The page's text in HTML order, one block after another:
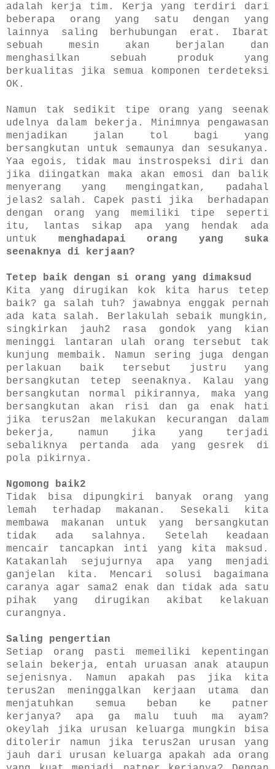
adalah kerja tim. Kerja yang terdiri dari
beberapa orang yang satu dengan yang
lainnya saling berhubungan erat. Ibarat
sebuah mesin akan berjalan dan
menghasilkan sebuah produk yang
berkualitas jika semua komponen terdeteksi
OK.
Namun tak sedikit tipe orang yang seenak
udelnya dalam bekerja. Minimnya pengawasan
menjadikan jalan tol bagi yang
bersangkutan untuk semaunya dan sesukanya.
Yaa egois, tidak mau instrospeksi diri dan
jika diingatkan maka akan emosi dan balik
menyerang yang mengingatkan, padahal
jelas2 salah. Capek pasti jika berhadapan
dengan orang yang memiliki tipe seperti
itu, lantas sikap apa yang hendak ada
untuk menghadapai orang yang suka
seenaknya di kerjaan?
Tetep baik dengan si orang yang dimaksud
Kita yang dirugikan kok kita harus tetep
baik? ga salah tuh? jawabnya enggak pernah
ada kata salah. Berlakulah sebaik mungkin,
singkirkan jauh2 rasa gondok yang kian
meninggi lantaran ulah orang tersebut tak
kunjung membaik. Namun sering juga dengan
perlakuan baik tersebut justru yang
bersangkutan tetep seenaknya. Kalau yang
bersangkutan normal pikirannya, maka yang
bersangkutan akan risi dan ga enak hati
jika terus2an melakukan kecurangan dalam
bekerja, namun jika yang terjadi
sebaliknya pertanda ada yang gesrek di
pola pikirnya.
Ngomong baik2
Tidak bisa dipungkiri banyak orang yang
lemah terhadap makanan. Sesekali kita
membawa makanan untuk yang bersangkutan
tidak ada salahnya. Setelah keadaan
mencair tancapkan inti yang kita maksud.
Katakanlah sejujurnya apa yang menjadi
ganjelan kita. Mencari solusi bagaimana
caranya agar sama2 enak dan tidak ada satu
pihak yang dirugikan akibat kelakuan
curangnya.
Saling pengertian
Setiap orang pasti memeiliki kepentingan
selain bekerja, entah uruasan anak ataupun
sejenisnya. Namun apakah pas jika kita
terus2an meninggalkan kerjaan utama dan
menjatuhkan semua beban ke patner
kerjanya? apa ga malu tuuh ma ayam?
okeylah jika urusan keluarga mungkin bisa
ditolerir namun jika terus2an urusan yang
jauh dari urusan keluarga apakah ada orang